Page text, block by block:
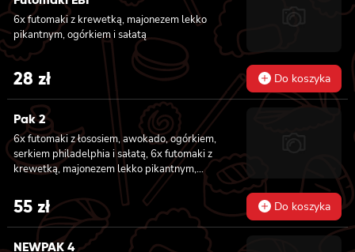
6x futomaki z krewetką, majonezem lekko
pikantnym, ogórkiem i sałatą
28 zł Do koszyka
Pak 2
6x futomaki z łososiem, awokado, ogórkiem,
serkiem philadelphia i sałatą, 6x futomaki z
krewetką, majonezem lekko pikantnym,
55 zł Do koszyka
NEWPAK 4